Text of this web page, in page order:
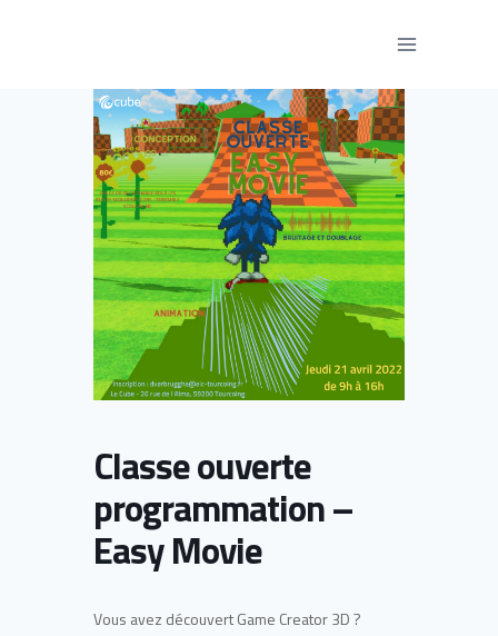
Classe ouverte
programmation –
Easy Movie
Vous avez découvert Game Creator 3D ?